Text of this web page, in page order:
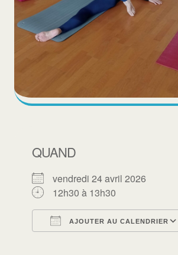
QUAND
vendredi 24 avril 2026
12h30 à 13h30
AJOUTER AU CALENDRIER